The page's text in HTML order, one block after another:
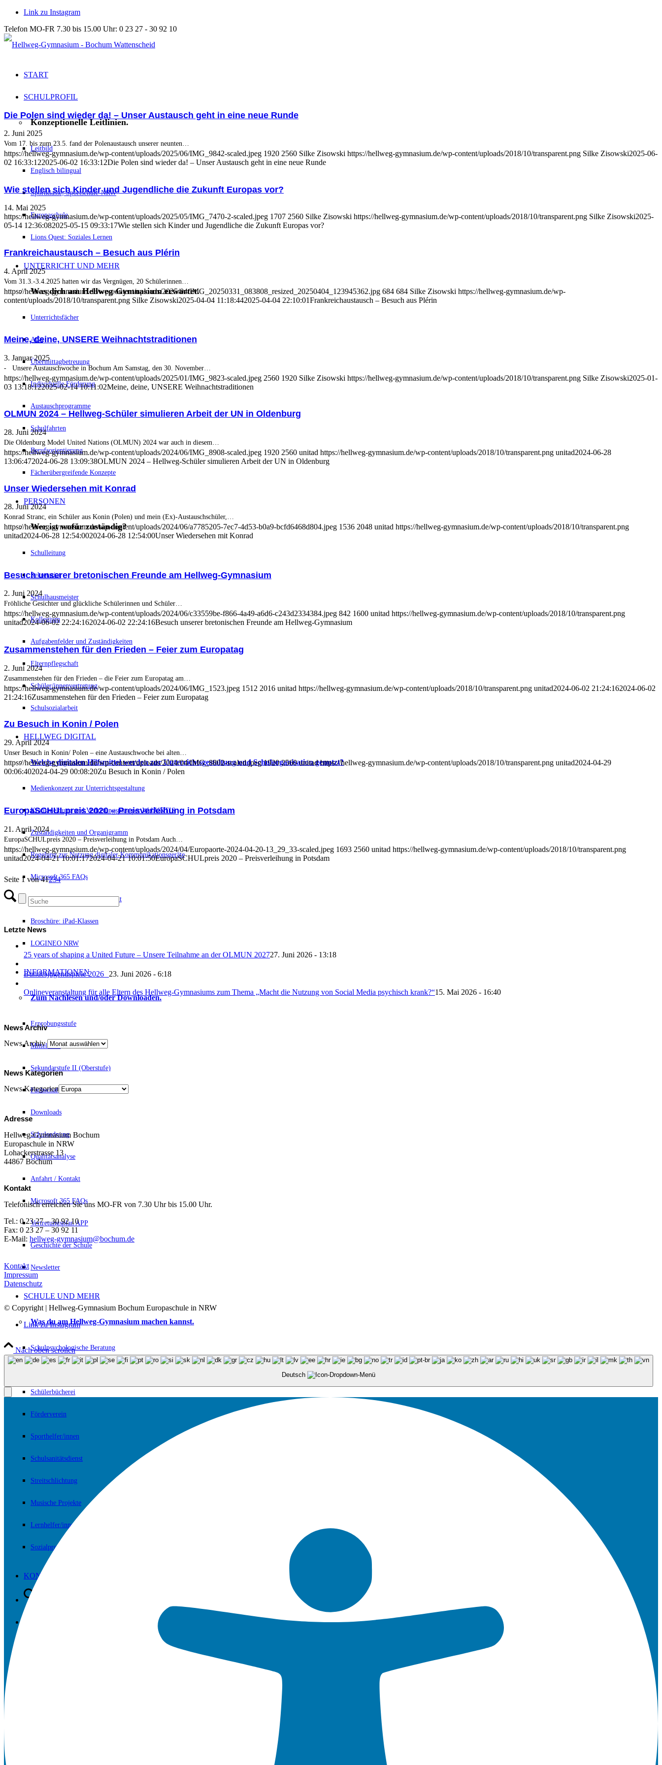
Link zu Instagram
Telefon MO-FR 7.30 bis 15.00 Uhr: 0 23 27 - 30 92 10
START
SCHULPROFIL
Konzeptionelle Leitlinien.
Leitbild
Englisch bilingual
Sportklasse, Sportschule-NRW
Europaschule
Lions Quest: Soziales Lernen
UNTERRICHT UND MEHR
Was dich am Hellweg-Gymnasium erwartet.
Unterrichtsfächer
AGs
Übermittagbetreuung
Individuelle Förderung
Austauschprogramme
Schulfahrten
Berufsorientierung
Fächerübergreifende Konzepte
PERSONEN
Wer ist wofür zuständig?
Schulleitung
Sekretariat
Schulhausmeister
Kollegium
Aufgabenfelder und Zuständigkeiten
Elternpflegschaft
Schüler/innenvertretung
Schulsozialarbeit
HELLWEG DIGITAL
Welche digitalen Hilfsmittel werden zur Unterrichtsgestaltung und Schulorganisation genutzt?
Medienkonzept zur Unterrichtsgestaltung
Krankmeldung und Vertretungsplan per WebUNTIS
Zuständigkeiten und Organigramm
Regelung zur Nutzung digitaler Kommunikationsgeräte
Microsoft 365 FAQs
Antrag Tabletnutzung Unterricht
Broschüre: iPad-Klassen
LOGINEO NRW
INFORMATIONEN
Zum Nachlesen und/oder Downloaden.
Erprobungsstufe
Mittelstufe
Sekundarstufe II (Oberstufe)
Fachschaften / Fachkonferenzen
Downloads
Schulordnung
Qualitätsanalyse
Anfahrt / Kontakt
Microsoft 365 FAQs
Vertretungsplan APP
Geschichte der Schule
Newsletter
SCHULE UND MEHR
Was du am Hellweg-Gymnasium machen kannst.
Schulpsychologische Beratung
Schülerbücherei
Förderverein
Sporthelfer/innen
Schulsanitätsdienst
Streitschlichtung
Musische Projekte
Lernhelfer/innen-Ausbildung
Sozialprojekte
KONTAKT
Die Polen sind wieder da! – Unser Austausch geht in eine neue Runde
2. Juni 2025
Vom 17. bis zum 23.5. fand der Polenaustausch unserer neunten…
https://hellweg-gymnasium.de/wp-content/uploads/2025/06/IMG_9842-scaled.jpeg 1920 2560 Silke Zisowski https://hellweg-gymnasium.de/wp-content/uploads/2018/10/transparent.png Silke Zisowski2025-06-
02 16:33:122025-06-02 16:33:12Die Polen sind wieder da! – Unser Austausch geht in eine neue Runde
Wie stellen sich Kinder und Jugendliche die Zukunft Europas vor?
14. Mai 2025
https://hellweg-gymnasium.de/wp-content/uploads/2025/05/IMG_7470-2-scaled.jpeg 1707 2560 Silke Zisowski https://hellweg-gymnasium.de/wp-content/uploads/2018/10/transparent.png Silke Zisowski2025-
05-14 12:36:082025-05-15 09:33:17Wie stellen sich Kinder und Jugendliche die Zukunft Europas vor?
Frankreichaustausch – Besuch aus Plérin
4. April 2025
Vom 31.3.-3.4.2025 hatten wir das Vergnügen, 20 Schülerinnen…
https://hellweg-gymnasium.de/wp-content/uploads/2025/04/IMG_20250331_083808_resized_20250404_123945362.jpg 684 684 Silke Zisowski https://hellweg-gymnasium.de/wp-
content/uploads/2018/10/transparent.png Silke Zisowski2025-04-04 11:18:442025-04-04 22:10:01Frankreichaustausch – Besuch aus Plérin
Meine, deine, UNSERE Weihnachtstraditionen
3. Januar 2025
- Unsere Austauschwoche in Bochum Am Samstag, den 30. November…
https://hellweg-gymnasium.de/wp-content/uploads/2025/01/IMG_9823-scaled.jpeg 2560 1920 Silke Zisowski https://hellweg-gymnasium.de/wp-content/uploads/2018/10/transparent.png Silke Zisowski2025-01-
03 13:18:122025-02-14 10:11:02Meine, deine, UNSERE Weihnachtstraditionen
OLMUN 2024 – Hellweg-Schüler simulieren Arbeit der UN in Oldenburg
28. Juni 2024
Die Oldenburg Model United Nations (OLMUN) 2024 war auch in diesem…
https://hellweg-gymnasium.de/wp-content/uploads/2024/06/IMG_8908-scaled.jpeg 1920 2560 unitad https://hellweg-gymnasium.de/wp-content/uploads/2018/10/transparent.png unitad2024-06-28
13:06:472024-06-28 13:09:38OLMUN 2024 – Hellweg-Schüler simulieren Arbeit der UN in Oldenburg
Unser Wiedersehen mit Konrad
28. Juni 2024
Konrad Stranc, ein Schüler aus Konin (Polen) und mein (Ex)-Austauschschüler,…
https://hellweg-gymnasium.de/wp-content/uploads/2024/06/a7785205-7ec7-4d53-b0a9-bcfd6468d804.jpeg 1536 2048 unitad https://hellweg-gymnasium.de/wp-content/uploads/2018/10/transparent.png
unitad2024-06-28 12:54:002024-06-28 12:54:00Unser Wiedersehen mit Konrad
Besuch unserer bretonischen Freunde am Hellweg-Gymnasium
2. Juni 2024
Fröhliche Gesichter und glückliche Schülerinnen und Schüler…
https://hellweg-gymnasium.de/wp-content/uploads/2024/06/c33559be-f866-4a49-a6d6-c243d2334384.jpeg 842 1600 unitad https://hellweg-gymnasium.de/wp-content/uploads/2018/10/transparent.png
unitad2024-06-02 22:24:162024-06-02 22:24:16Besuch unserer bretonischen Freunde am Hellweg-Gymnasium
Zusammenstehen für den Frieden – Feier zum Europatag
2. Juni 2024
Zusammenstehen für den Frieden – die Feier zum Europatag am…
https://hellweg-gymnasium.de/wp-content/uploads/2024/06/IMG_1523.jpeg 1512 2016 unitad https://hellweg-gymnasium.de/wp-content/uploads/2018/10/transparent.png unitad2024-06-02 21:24:162024-06-02
21:24:16Zusammenstehen für den Frieden – Feier zum Europatag
Zu Besuch in Konin / Polen
29. April 2024
Unser Besuch in Konin/ Polen – eine Austauschwoche bei alten…
https://hellweg-gymnasium.de/wp-content/uploads/2024/04/IMG_8802-scaled.jpeg 1920 2560 unitad https://hellweg-gymnasium.de/wp-content/uploads/2018/10/transparent.png unitad2024-04-29
00:06:402024-04-29 00:08:20Zu Besuch in Konin / Polen
EuropaSCHULpreis 2020 – Preisverleihung in Potsdam
21. April 2024
EuropaSCHULpreis 2020 – Preisverleihung in Potsdam Auch…
https://hellweg-gymnasium.de/wp-content/uploads/2024/04/Europaorte-2024-04-20-13_29_33-scaled.jpeg 1693 2560 unitad https://hellweg-gymnasium.de/wp-content/uploads/2018/10/transparent.png
unitad2024-04-21 10:01:172024-04-21 10:01:50EuropaSCHULpreis 2020 – Preisverleihung in Potsdam
Seite 1 von 41234
Letzte News
25 years of shaping a United Future – Unsere Teilnahme an der OLMUN 202727. Juni 2026 - 13:18
Bundesjugendspiele 2026 23. Juni 2026 - 6:18
Onlineveranstaltung für alle Eltern des Hellweg-Gymnasiums zum Thema „Macht die Nutzung von Social Media psychisch krank?“15. Mai 2026 - 16:40
News Archiv
News Archiv
News Kategorien
News Kategorien
Adresse
Hellweg-Gymnasium Bochum
Europaschule in NRW
Lohackerstrasse 13
44867 Bochum
Kontakt
Telefonisch erreichen Sie uns MO-FR von 7.30 Uhr bis 15.00 Uhr.
Tel.: 0 23 27 – 30 92 10
Fax: 0 23 27 – 30 92 11
E-Mail: hellweg-gymnasium@bochum.de
Kontakt
Impressum
Datenschutz
© Copyright | Hellweg-Gymnasium Bochum Europaschule in NRW
Link zu Instagram
Nach oben scrollen
Deutsch